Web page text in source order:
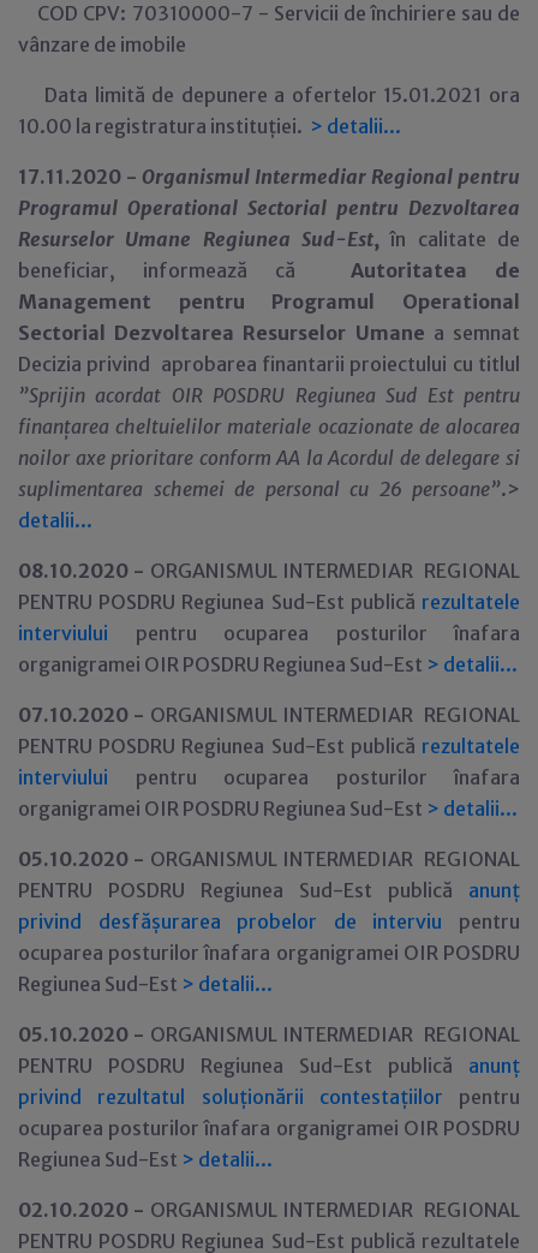
COD CPV: 70310000-7 - Servicii de închiriere sau de
vânzare de imobile
Data limită de depunere a ofertelor 15.01.2021 ora
10.00 la registratura instituției. > detalii...
17.11.2020 - Organismul Intermediar Regional pentru
Programul Operational Sectorial pentru Dezvoltarea
Resurselor Umane Regiunea Sud-Est, în calitate de
beneficiar,
informează că
Autoritatea de
Management pentru Programul Operational
Sectorial Dezvoltarea Resurselor Umane a semnat
Decizia privind aprobarea finantarii proiectului cu titlul
”Sprijin acordat OIR POSDRU Regiunea Sud Est pentru
finanțarea cheltuielilor materiale ocazionate de alocarea
noilor axe prioritare conform AA la Acordul de delegare si
suplimentarea schemei de personal cu 26 persoane”.>
detalii...
08.10.2020 - ORGANISMUL INTERMEDIAR REGIONAL
PENTRU POSDRU Regiunea Sud-Est publică rezultatele
interviului pentru ocuparea posturilor înafara
organigramei OIR POSDRU Regiunea Sud-Est > detalii...
07.10.2020 - ORGANISMUL INTERMEDIAR REGIONAL
PENTRU POSDRU Regiunea Sud-Est publică rezultatele
interviului pentru ocuparea posturilor înafara
organigramei OIR POSDRU Regiunea Sud-Est > detalii...
05.10.2020 - ORGANISMUL INTERMEDIAR REGIONAL
PENTRU POSDRU Regiunea Sud-Est publică anunț
privind desfășurarea probelor de interviu pentru
ocuparea posturilor înafara organigramei OIR POSDRU
Regiunea Sud-Est > detalii...
05.10.2020 - ORGANISMUL INTERMEDIAR REGIONAL
PENTRU POSDRU Regiunea Sud-Est publică anunț
privind rezultatul soluționării contestațiilor pentru
ocuparea posturilor înafara organigramei OIR POSDRU
Regiunea Sud-Est > detalii...
02.10.2020 - ORGANISMUL INTERMEDIAR REGIONAL
PENTRU POSDRU Regiunea Sud-Est publică rezultatele